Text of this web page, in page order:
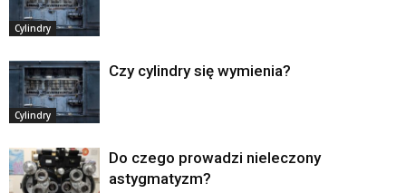
Cylindry
Cylindry
Czy cylindry się wymienia?
Do czego prowadzi nieleczony
astygmatyzm?